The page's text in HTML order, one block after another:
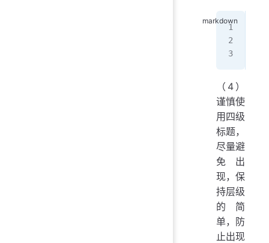
（4）
谨慎使
用四级
标题，
尽量避
免出
现，保
持层级
的简
单，防
止出现